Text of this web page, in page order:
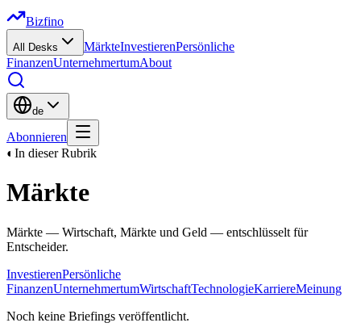
Bizfino
All Desks MärkteInvestierenPersönliche
FinanzenUnternehmertumAbout
de
Abonnieren
◐ In dieser Rubrik
Märkte
Märkte — Wirtschaft, Märkte und Geld — entschlüsselt für
Entscheider.
InvestierenPersönliche
FinanzenUnternehmertumWirtschaftTechnologieKarriereMeinung
Noch keine Briefings veröffentlicht.